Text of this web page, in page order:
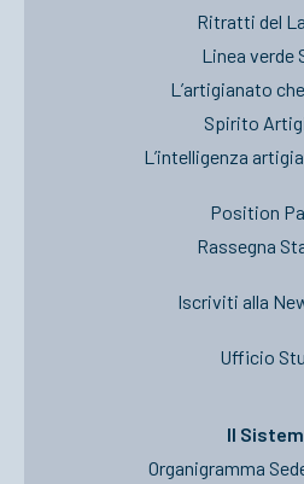
Ritratti del
Linea verde
L’artigianato
Spirito
L’intelligenza
Position
Rassegna
Iscriviti alla
Ufficio
Il
Organigramma